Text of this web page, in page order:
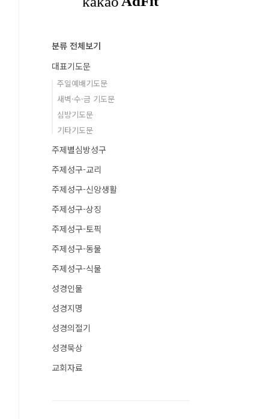
분류 전체보기
대표기도문
주일예배기도문
새벽·수·금 기도문
심방기도문
기타기도문
주제별심방성구
주제성구-교리
주제성구-신앙생활
주제성구-상징
주제성구-토픽
주제성구-동물
주제성구-식물
성경인물
성경지명
성경의절기
성경묵상
교회자료